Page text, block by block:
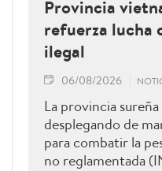
Provincia
refuerza lucha
ilegal
06/08/2026
La provincia
desplegando de
para combatir la
no reglamentada